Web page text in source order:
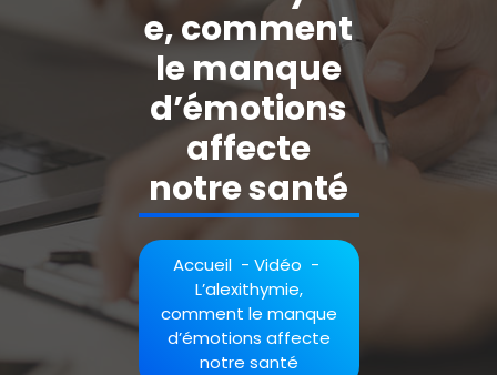
e, comment
le manque
d’émotions
affecte
notre santé
Accueil - Vidéo -
L’alexithymie,
comment le manque
d’émotions affecte
notre santé